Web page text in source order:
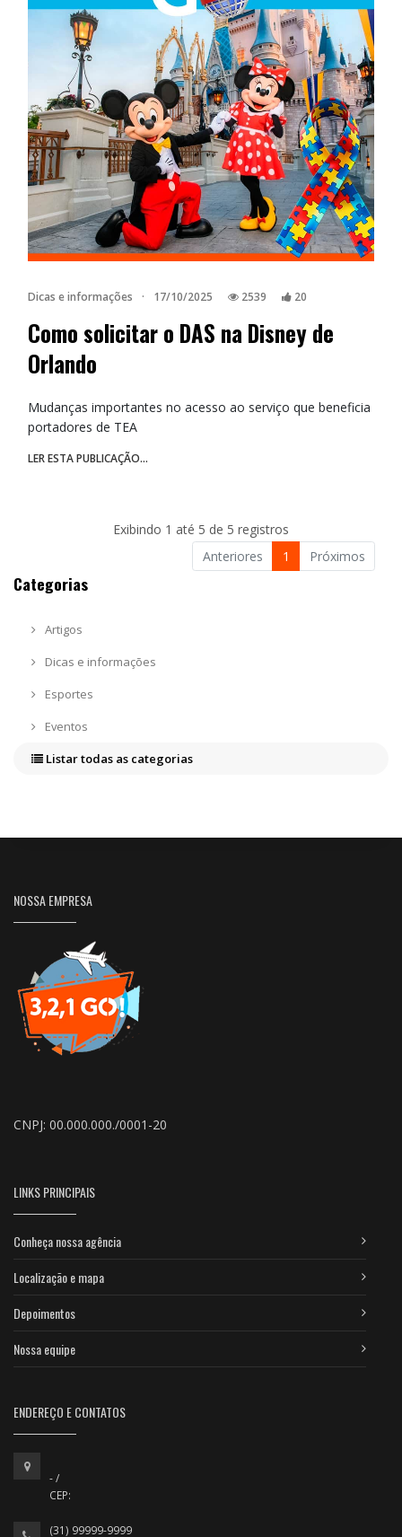
Dicas e informações · 17/10/2025 2539 20
Como solicitar o DAS na Disney de
Orlando
Mudanças importantes no acesso ao serviço que beneficia
portadores de TEA
LER ESTA PUBLICAÇÃO...
Exibindo 1 até 5 de 5 registros
Anteriores
1 Próximos
Categorias
Artigos
Dicas e informações
Esportes
Eventos
Listar todas as categorias
NOSSA EMPRESA
CNPJ: 00.000.000./0001-20
LINKS PRINCIPAIS
Conheça nossa agência
Localização e mapa
Depoimentos
Nossa equipe
ENDEREÇO E CONTATOS
- /
CEP:
(31) 99999-9999